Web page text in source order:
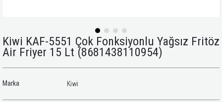
Kiwi KAF-5551 Çok Fonksiyonlu Yağsız Fritöz
Air Friyer 15 Lt (8681438110954)
Marka Kiwi